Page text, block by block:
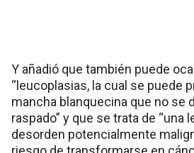
Y añadió que también puede
“leucoplasias, la cual se puede
mancha blanquecina que no se
raspado” y que se trata de “una
desorden potencialmente